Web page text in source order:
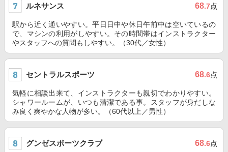
ルネサンス 68.7点
駅から近く通いやすい。平日日中や休日午前中は空いているの
で、マシンの利用がしやすい。その時間帯はインストラクター
やスタッフへの質問もしやすい。（30代／女性）
セントラルスポーツ 68.6点
気軽に相談出来て、インストラクターも親切でわかりやすい。
シャワールームが、いつも清潔である事。スタッフが身だしな
み良く爽やかな人物が多い。（60代以上／男性）
グンゼスポーツクラブ 68.6点